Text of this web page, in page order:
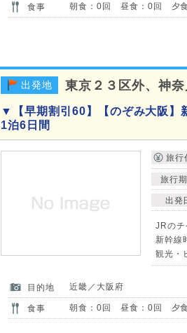
食事 朝食：0回 昼食：0回 夕
出発地 東京２３区外、神
▼【早期割引60】【のぞみ大阪】
1泊6日間
旅行
旅行
出発
JRのチ
新幹線
観光・
目的地 近畿／大阪府
食事 朝食：0回 昼食：0回 夕